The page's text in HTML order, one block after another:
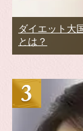
ダイエット大
とは？